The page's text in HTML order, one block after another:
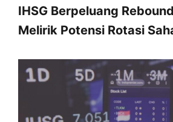
IHSG Berpeluang
Melirik Potensi Rotasi